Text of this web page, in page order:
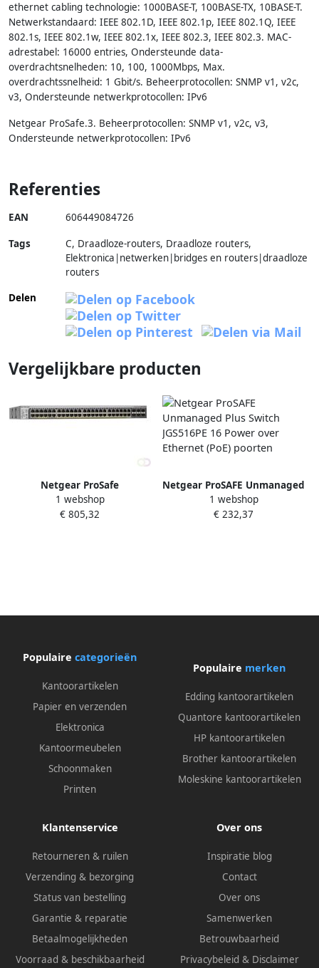
ethernet cabling technologie: 1000BASE-T, 100BASE-TX, 10BASE-T.
Netwerkstandaard: IEEE 802.1D, IEEE 802.1p, IEEE 802.1Q, IEEE
802.1s, IEEE 802.1w, IEEE 802.1x, IEEE 802.3, IEEE 802.3. MAC-
adrestabel: 16000 entries, Ondersteunde data-
overdrachtsnelheden: 10, 100, 1000Mbps, Max.
overdrachtssnelheid: 1 Gbit/s. Beheerprotocollen: SNMP v1, v2c,
v3, Ondersteunde netwerkprotocollen: IPv6
Netgear ProSafe.3. Beheerprotocollen: SNMP v1, v2c, v3,
Ondersteunde netwerkprotocollen: IPv6
Referenties
EAN 606449084726
Tags
C, Draadloze-routers, Draadloze routers,
Elektronica|netwerken|bridges en routers|draadloze
routers
Delen
Vergelijkbare producten
Netgear ProSafe
1 webshop
€ 805,32
Netgear ProSAFE Unmanaged
Plus Switch JGS516PE 16
Power over Ethernet (PoE)
1 webshop
€ 232,37
Populaire categorieën
Kantoorartikelen
Papier en verzenden
Elektronica
Kantoormeubelen
Schoonmaken
Printen
Populaire merken
Edding kantoorartikelen
Quantore kantoorartikelen
HP kantoorartikelen
Brother kantoorartikelen
Moleskine kantoorartikelen
Klantenservice
Retourneren & ruilen
Verzending & bezorging
Status van bestelling
Garantie & reparatie
Betaalmogelijkheden
Voorraad & beschikbaarheid
Over ons
Inspiratie blog
Contact
Over ons
Samenwerken
Betrouwbaarheid
Privacybeleid & Disclaimer